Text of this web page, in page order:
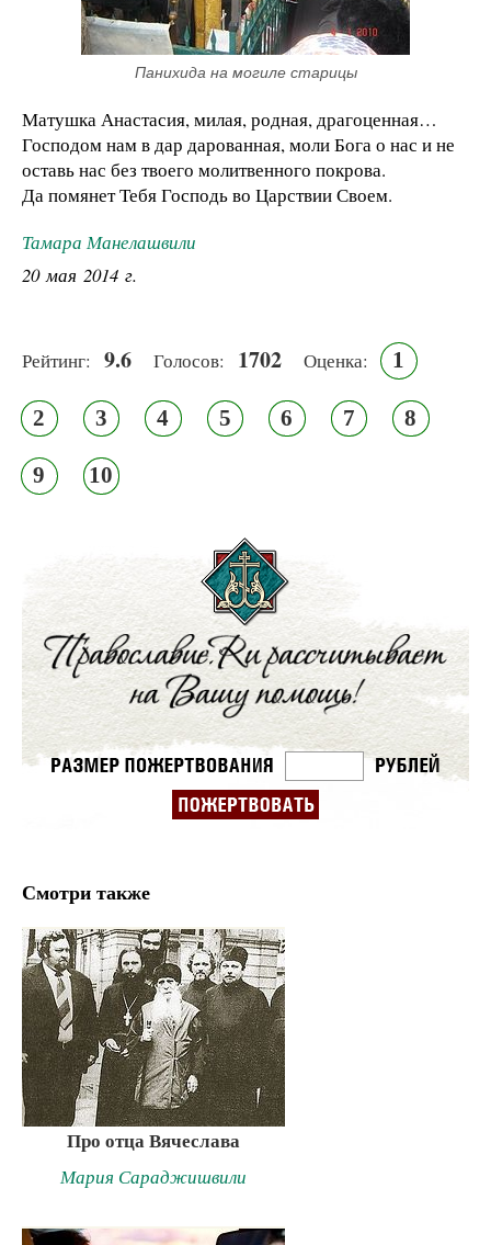
Панихида на могиле старицы
Матушка Анастасия, милая, родная, драгоценная…
Господом нам в дар дарованная, моли Бога о нас и не
оставь нас без твоего молитвенного покрова.
Да помянет Тебя Господь во Царствии Своем.
Тамара Манелашвили
20 мая 2014 г.
Рейтинг: 9.6 Голосов: 1702 Оценка: 1
2 3 4 5 6 7 8
9 10
Смотри также
Про отца Вячеслава
Мария Сараджишвили